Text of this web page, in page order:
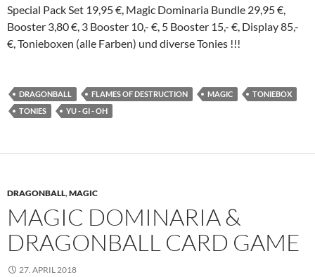
Special Pack Set 19,95 €, Magic Dominaria Bundle 29,95 €,
Booster 3,80 €, 3 Booster 10,- €, 5 Booster 15,- €, Display 85,-
€, Tonieboxen (alle Farben) und diverse Tonies !!!
DRAGONBALL FLAMES OF DESTRUCTION MAGIC
TONIEBOX
TONIES
YU - GI - OH
DRAGONBALL,MAGIC
MAGIC DOMINARIA &
DRAGONBALL CARD GAME
27. APRIL 2018